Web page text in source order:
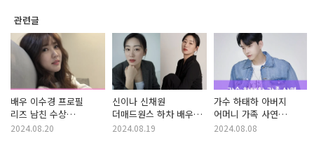
관련글
배우 이수경 프로필
리즈 남친 수상
필모그래피 작품활동
2024.08.20
신이나 신채원
더매드원스 하차 배우
프로필 인스타
2024.08.19
가수 하태하 아버지
어머니 가족 사연
(프로필 나이 최근영상
2024.08.08